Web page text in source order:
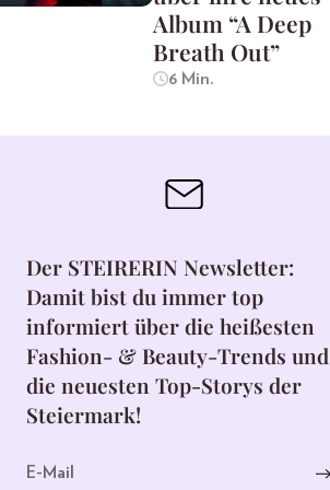
Album “A Deep
Breath Out”
6 Min.
Der STEIRERIN Newsletter:
Damit bist du immer top
informiert über die heißesten
Fashion- & Beauty-Trends und
die neuesten Top-Storys der
Steiermark!